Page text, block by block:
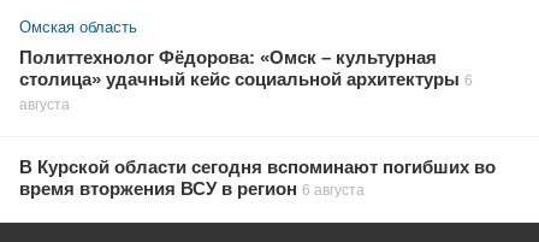
Омская область
Политтехнолог Фёдорова: «Омск – культурная
столица» удачный кейс социальной архитектуры 6
августа
В Курской области сегодня вспоминают погибших во
время вторжения ВСУ в регион 6 августа